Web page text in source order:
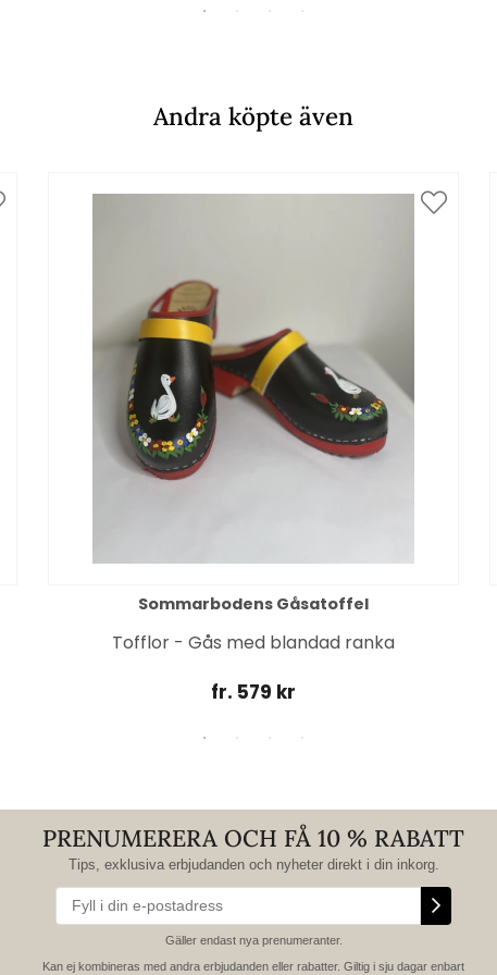
Andra köpte även
Sommarbodens Gåsatoffel
Tofflor - Gås med blandad ranka
fr. 579 kr
PRENUMERERA OCH FÅ 10 % RABATT
Tips, exklusiva erbjudanden och nyheter direkt i din inkorg.
Gäller endast nya prenumeranter.
Kan ej kombineras med andra erbjudanden eller rabatter. Giltig i sju dagar enbart